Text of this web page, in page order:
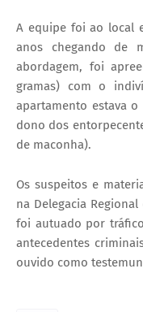
A equipe foi ao local
anos chegando de
abordagem, foi
gramas) com o
apartamento estava
dono dos
de maconha).
Os suspeitos e
na Delegacia
foi autuado por
antecedentes
ouvido como